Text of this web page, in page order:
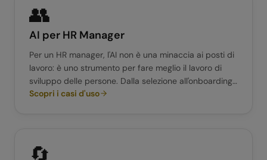
👥
AI per HR Manager
Per un HR manager, l'AI non è una minaccia ai posti di
lavoro: è uno strumento per fare meglio il lavoro di
sviluppo delle persone. Dalla selezione all'onboarding
fino alla formazione continua, l'AI automatizza i task
Scopri i casi d'uso